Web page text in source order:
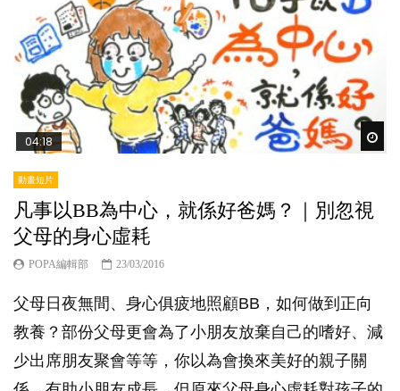
04:18
動畫短片
凡事以BB為中心，就係好爸媽？｜別忽視
父母的身心虛耗
POPA編輯部 23/03/2016
父母日夜無間、身心俱疲地照顧BB，如何做到正向
教養？部份父母更會為了小朋友放棄自己的嗜好、減
少出席朋友聚會等等，你以為會換來美好的親子關